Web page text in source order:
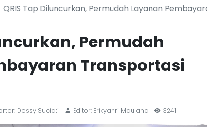
QRIS Tap Diluncurkan, Permudah Layanan
Permudah
Transportasi
Dessy Suciati Editor: Erikyanri Maulana 3241